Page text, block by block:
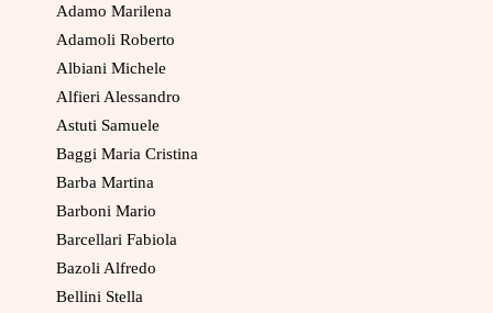
Adamo Marilena
Adamoli Roberto
Albiani Michele
Alfieri Alessandro
Astuti Samuele
Baggi Maria Cristina
Barba Martina
Barboni Mario
Barcellari Fabiola
Bazoli Alfredo
Bellini Stella